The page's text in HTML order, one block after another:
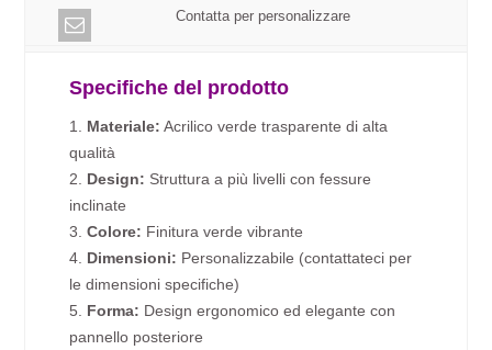
Contatta per personalizzare
Specifiche del prodotto
1. Materiale: Acrilico verde trasparente di alta
qualità
2. Design: Struttura a più livelli con fessure
inclinate
3.Colore: Finitura verde vibrante
4. Dimensioni: Personalizzabile (contattateci per
le dimensioni specifiche)
5. Forma: Design ergonomico ed elegante con
pannello posteriore